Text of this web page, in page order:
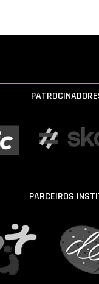
PARCEIROS